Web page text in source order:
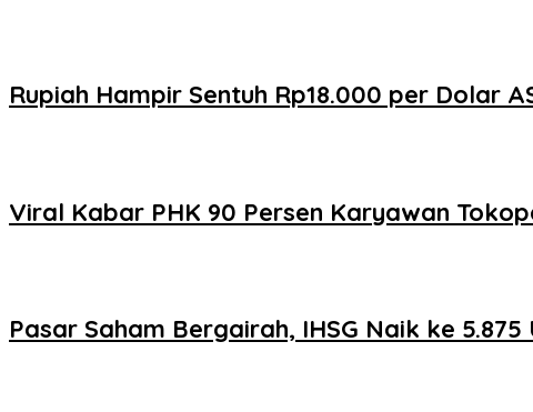
Rupiah Hampir Sentuh Rp18.000 per Dolar
Viral Kabar PHK 90 Persen Karyawan
Pasar Saham Bergairah, IHSG Naik ke